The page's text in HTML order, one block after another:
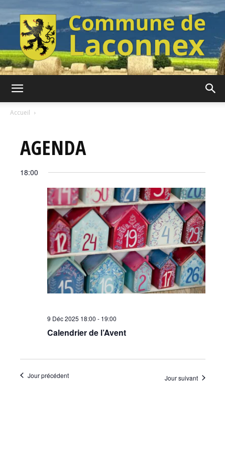
Accueil
AGENDA
18:00
9 Déc 2025 18:00 - 19:00
Calendrier de l’Avent
Jour précédent Jour suivant